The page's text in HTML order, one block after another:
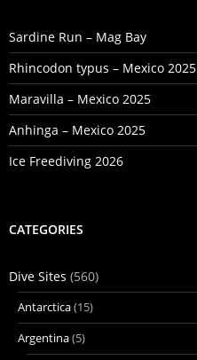
Sardine Run – Mag Bay
Rhincodon typus – Mexico 2025
Maravilla – Mexico 2025
Anhinga – Mexico 2025
Ice Freediving 2026
CATEGORIES
Dive Sites (560)
Antarctica(15)
Argentina(5)